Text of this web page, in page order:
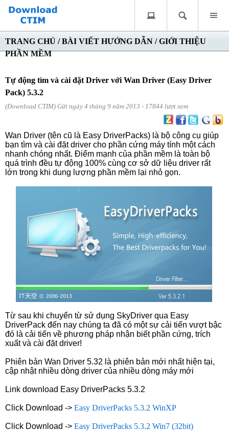
TRANG CHỦ /BÀI VIẾT HƯỚNG DẪN /GIỚI THIỆU
PHẦN MỀM
Tự động tìm và cài đặt Driver với Wan Driver (Easy Driver
Pack) 5.3.2
(Download CTIM) Gửi ngày 4 tháng 9 năm 2013 - 17844 lượt xem
Wan Driver (tên cũ là Easy DriverPacks) là bộ công cụ giúp
bạn tìm và cài đặt driver cho phần cứng máy tính một cách
nhanh chóng nhất. Điểm mạnh của phần mềm là toàn bộ
quá trình đều tự động 100% cùng cơ sở dữ liệu driver rất
lớn trong khi dung lượng phần mềm lại nhỏ gọn.
Từ sau khi chuyển từ sử dụng SkyDriver qua Easy
DriverPack đến nay chúng ta đã có một sự cải tiến vượt bậc
đó là cải tiến về phương pháp nhận biết phần cứng, trích
xuất và cài đặt driver!
Phiên bản Wan Driver 5.32 là phiên bản mới nhất hiện tại,
cập nhật nhiều dòng driver của nhiều dòng máy mới
Link download Easy DriverPacks 5.3.2
Click Download -> Easy DriverPacks 5.3.2 WinXP
Click Download -> Easy DriverPacks 5.3.2 Win7 (32bit)